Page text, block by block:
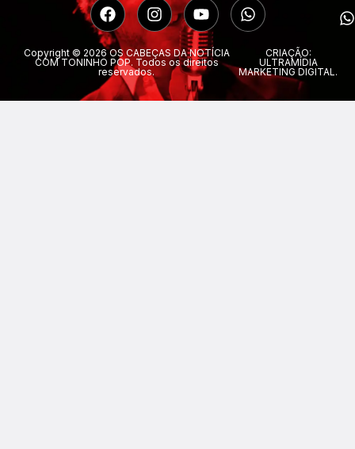
Copyright © 2026 OS CABEÇAS DA NOTÍCIA
COM TONINHO POP. Todos os direitos
reservados.
CRIAÇÃO:
ULTRAMÍDIA
MARKETING DIGITAL.